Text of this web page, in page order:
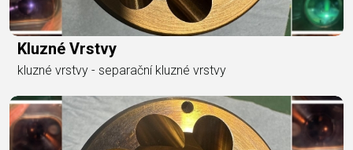
Kluzné Vrstvy
kluzné vrstvy - separační kluzné vrstvy